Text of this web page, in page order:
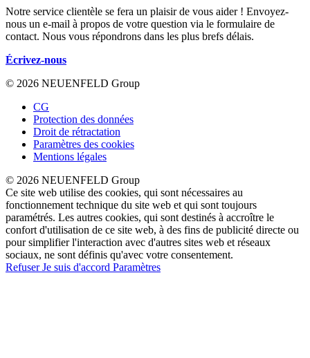
Notre service clientèle se fera un plaisir de vous aider ! Envoyez-
nous un e-mail à propos de votre question via le formulaire de
contact. Nous vous répondrons dans les plus brefs délais.
Écrivez-nous
© 2026 NEUENFELD Group
CG
Protection des données
Droit de rétractation
Paramètres des cookies
Mentions légales
© 2026 NEUENFELD Group
Ce site web utilise des cookies, qui sont nécessaires au
fonctionnement technique du site web et qui sont toujours
paramétrés. Les autres cookies, qui sont destinés à accroître le
confort d'utilisation de ce site web, à des fins de publicité directe ou
pour simplifier l'interaction avec d'autres sites web et réseaux
sociaux, ne sont définis qu'avec votre consentement.
RefuserJe suis d'accord Paramètres